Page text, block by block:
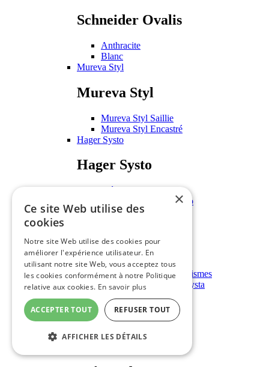
Schneider Ovalis
Anthracite
Blanc
Mureva Styl
Mureva Styl
Mureva Styl Saillie
Mureva Styl Encastré
Hager Systo
Hager Systo
Mécanismes Systo
Plaques et support Systo
Hager Kallysta
Hager Kallysta
Mécanismes Kallysta
Enjoliveurs pour mécanismes
Plaques de finition Kallysta
Equipement Industrie
×
Ce site Web utilise des
cookies
Notre site Web utilise des cookies pour
améliorer l'expérience utilisateur. En
utilisant notre site Web, vous acceptez tous
les cookies conformément à notre Politique
relative aux cookies. En savoir plus
ACCEPTER TOUT REFUSER TOUT
AFFICHER LES DÉTAILS